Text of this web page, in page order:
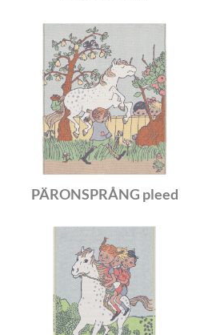
PÄRONSPRÅNG pleed